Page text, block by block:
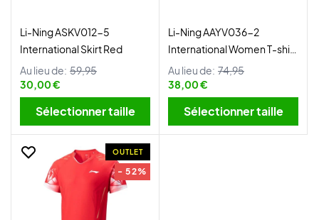
Li-Ning ASKV012-5
International Skirt Red
Au lieu de: 59,95
30,00 €
Sélectionner taille
Li-Ning AAYV036-2
International Women T-shirt
White
Au lieu de: 74,95
38,00 €
Sélectionner taille
OUTLET
- 52%